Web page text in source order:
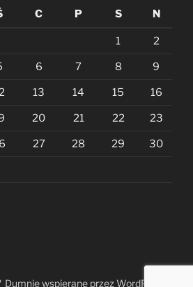
C P S N
1 2
6 7 8 9
13 14 15 16
20 21 22 23
27 28 29 30
Dumnie wspierane przez WordPress